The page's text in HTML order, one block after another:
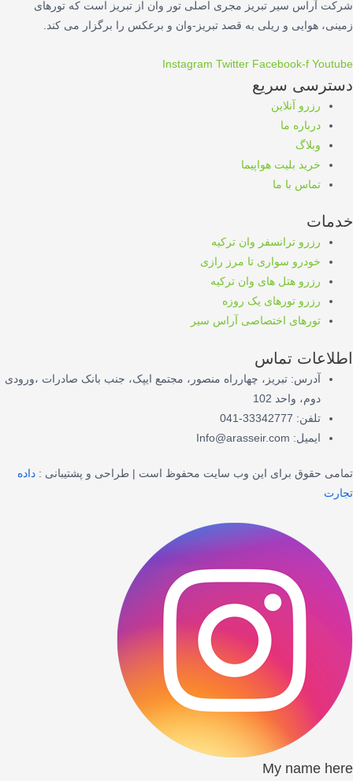
شرکت آراس سیر تبریز مجری اصلی تور وان از تبریز است که تورهای
زمینی، هوایی و ریلی به قصد تبریز-وان و برعکس را برگزار می کند.
Instagram Twitter Facebook-f Youtube
دسترسی سریع
رزرو آنلاین
درباره ما
وبلاگ
خرید بلیت هواپیما
تماس با ما
خدمات
رزرو ترانسفر وان ترکیه
خودرو سواری تا مرز رازی
رزرو هتل های وان ترکیه
رزرو تورهای یک روزه
تورهای اختصاصی آراس سیر
اطلاعات تماس
آدرس: تبریز، چهارراه منصور، مجتمع ایپک، جنب بانک صادرات ،ورودی
دوم، واحد 102
تلفن: 33342777-041
ایمیل: Info@arasseir.com
تمامی حقوق برای این وب سایت محفوظ است | طراحی و پشتیبانی : داده
تجارت
My name here